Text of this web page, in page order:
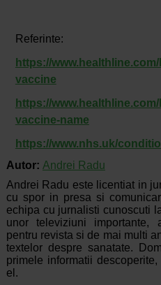
Referinte:
https://
vaccine
https://
vaccine-name
https://www.nhs.uk/
Autor: Andrei Radu
Andrei Radu este licentiat in
cu spor in presa si
echipa cu jurnalisti cunoscuti
unor televiziuni importante,
pentru revista si de mai multi
textelor despre sanatate.
primele informatii
el.